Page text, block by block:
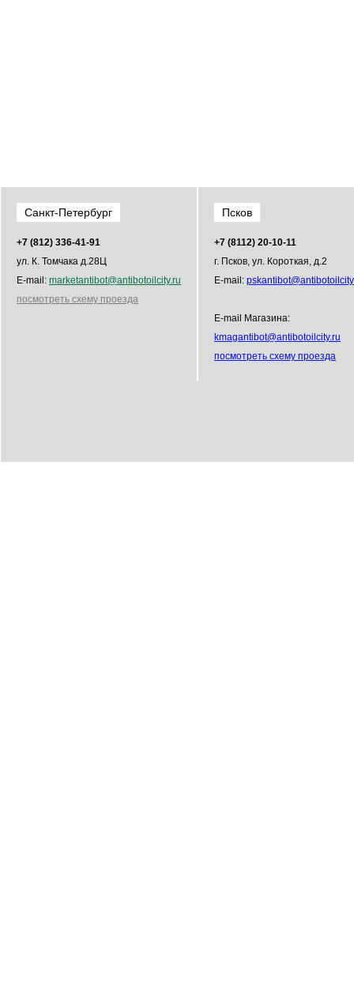
Санкт-Петербург
+7 (812) 336­-41­-91
ул. К. Томчака д.28Ц
E-mail: marketantibot@antibotoilcity.ru
посмотреть схему проезда
Псков
+7 (8112) 20-10-11
г. Псков, ул. Короткая, д.2
E-mail: pskantibot@antibot
E-mail Магазина:
kmagantibot@antibotoilcity.ru
посмотреть схему проезда